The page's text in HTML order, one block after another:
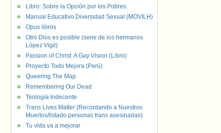
Libro: Sobre la Opción por los Pobres.
Manual Educativo Diversidad Sexual (MOVILH)
Opus libros
Otro Dios es posible (serie de los hermanos
López Vigil)
Passion of Christ: A Gay Vision (Libro)
Proyecto Todo Mejora (Perú)
Queering The Map
Remembering Our Dead
Teología Indecente
Trans Lives Matter (Recordando a Nuestros
Muertos/listado personas trans asesinadas)
Tu vida va a mejorar